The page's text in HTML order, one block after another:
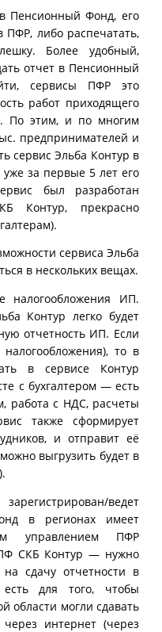
Пенсионный Фонд, его
либо распечатать,
Более удобный,
отчет в Пенсионный
сервисы ПФР это
работ приходящего
По этим, и по многим
предпринимателей и
сервис Эльба Контур в
уже за первые 5 лет его
был разработан
Контур, прекрасно
сервиса Эльба
в нескольких вещах.
налогообложения ИП.
Контур легко будет
отчетность ИП. Если
то в
в сервисе Контур
с бухгалтером — есть
работа с НДС, расчеты
также сформирует
и отправит её
выгрузить будет в
ведет
в регионах имеет
управлением ПФР
СКБ Контур — нужно
сдачу отчетности в
для того, чтобы
области могли сдавать
интернет (через